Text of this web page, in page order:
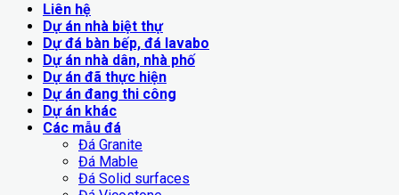
Liên hệ
Dự án nhà biệt thự
Dự đá bàn bếp, đá lavabo
Dự án nhà dân, nhà phố
Dự án đã thực hiện
Dự án đang thi công
Dự án khác
Các mẫu đá
Đá Granite
Đá Mable
Đá Solid surfaces